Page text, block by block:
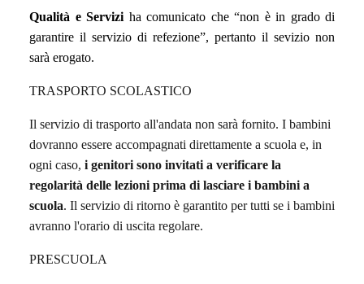
Qualità e Servizi ha comunicato che “non è in grado di
garantire il servizio di refezione”, pertanto il sevizio non
sarà erogato.
TRASPORTO SCOLASTICO
Il servizio di trasporto all'andata non sarà fornito. I bambini
dovranno essere accompagnati direttamente a scuola e, in
ogni caso, i genitori sono invitati a verificare la
regolarità delle lezioni prima di lasciare i bambini a
scuola. Il servizio di ritorno è garantito per tutti se i bambini
avranno l'orario di uscita regolare.
PRESCUOLA